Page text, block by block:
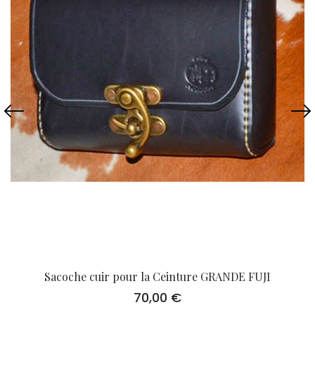
Sacoche cuir pour la Ceinture GRANDE FUJI
70,00 €